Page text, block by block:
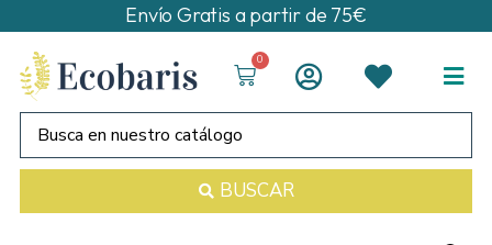
Envío Gratis a partir de 75€
0
BUSCAR